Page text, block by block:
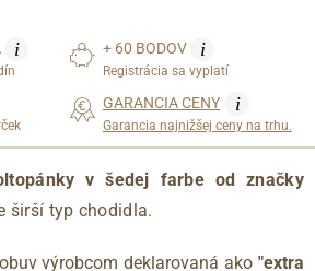
i + 60 BODOV i
Registrácia sa vyplatí
GARANCIA CENY i
Garancia najnižšej ceny na trhu.
v šedej farbe od značky
širší typ chodidla.
výrobcom deklarovaná ako "extra